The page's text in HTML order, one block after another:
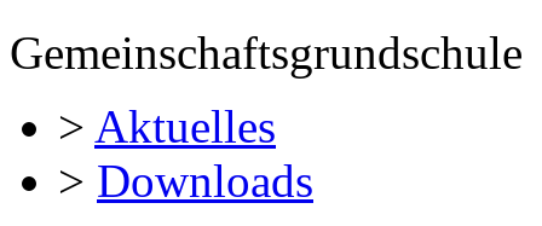
Gemeinschaftsgrundschule
> Aktuelles
> Downloads